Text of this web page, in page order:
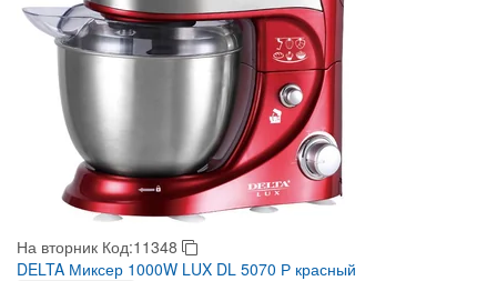
На вторник Код:11348
DELTA Миксер 1000W LUX DL 5070 Р красный